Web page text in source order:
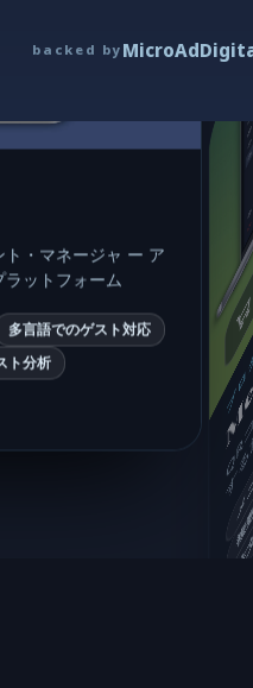
backed by MicroAd
・マネージャ ー ア
ットフォーム
多言語でのゲスト対応
ト分析
プ
詳